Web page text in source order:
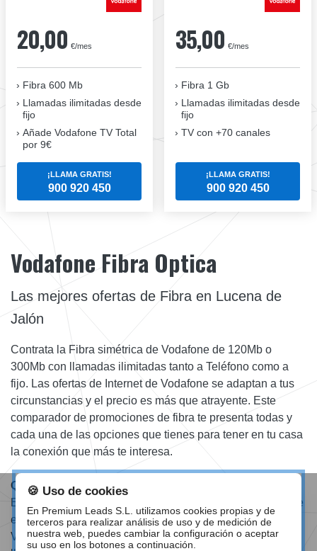
20,00 €/mes
Fibra 600 Mb
Llamadas ilimitadas desde
fijo
Añade Vodafone TV Total
por 9€
¡LLAMA GRATIS!
900 920 450
35,00 €/mes
Fibra 1 Gb
Llamadas ilimitadas desde
fijo
TV con +70 canales
¡LLAMA GRATIS!
900 920 450
Vodafone Fibra Optica
Las mejores ofertas de Fibra en Lucena de
Jalón
Contrata la Fibra simétrica de Vodafone de 120Mb o
300Mb con llamadas ilimitadas tanto a Teléfono como a
fijo. Las ofertas de Internet de Vodafone se adaptan a tus
circunstancias y el precio es más que atrayente. Este
comparador de promociones de fibra te presenta todas y
cada una de las opciones que tienes para tener en tu casa
la conexión que más te interesa.
Qué oferta de Vodafone Fibra escoger
Elige la velocidad que necesites para tu hogar, además de
esto con la Fibra de 300Mb tendrás de regalo 3 meses de
Vodafone TV. Llámanos o déjanos tu teléfono y te
🍪 Uso de cookies
En Premium Leads S.L. utilizamos cookies propias y de
terceros para realizar análisis de uso y de medición de
nuestra web, puedes cambiar la configuración o aceptar
su uso en los botones a continuación.